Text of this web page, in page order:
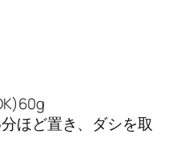
ほど置き、ダシを取